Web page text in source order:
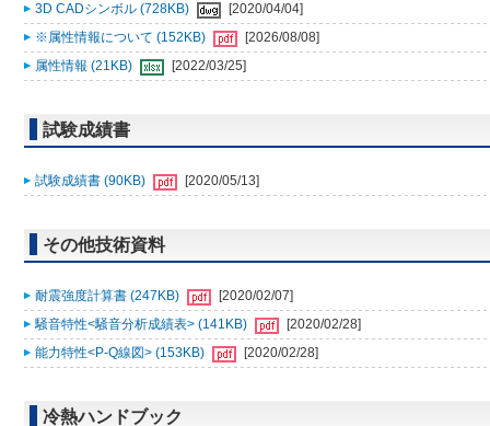
3D CADシンボル (728KB)
[2020/04/04]
※属性情報について (152KB)
[2026/08/08]
属性情報 (21KB)
[2022/03/25]
試験成績書
試験成績書 (90KB) [2020/05/13]
その他技術資料
耐震強度計算書 (247KB)
[2020/02/07]
騒音特性<騒音分析成績表> (141KB)
[2020/02/28]
能力特性<P-Q線図> (153KB)
[2020/02/28]
冷熱ハンドブック